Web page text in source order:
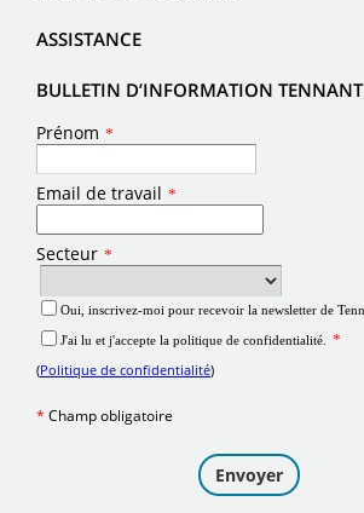
ASSISTANCE
BULLETIN D’INFORMATION TENNANT